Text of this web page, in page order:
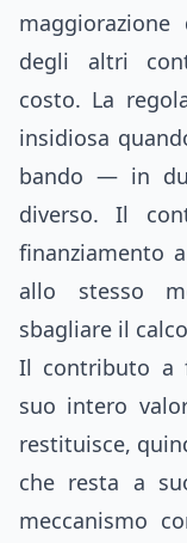
degli altri
costo. La
insidiosa
bando — in
diverso. Il
finanziamento
allo stesso
sbagliare il
Il contributo a
suo intero
restituisce,
che resta a
meccanismo